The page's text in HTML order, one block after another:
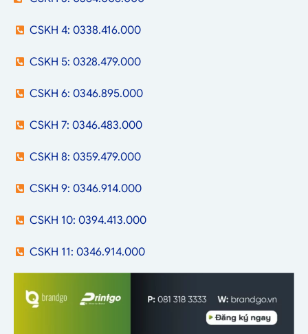
CSKH 4: 0338.416.000
CSKH 5: 0328.479.000
CSKH 6: 0346.895.000
CSKH 7: 0346.483.000
CSKH 8: 0359.479.000
CSKH 9: 0346.914.000
CSKH 10: 0394.413.000
CSKH 11: 0346.914.000